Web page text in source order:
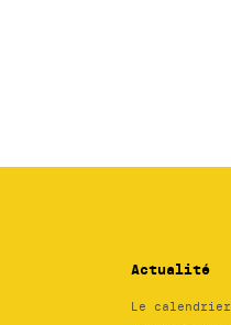
Actualité
Le calendrier